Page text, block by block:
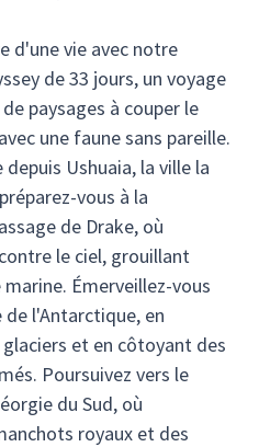
d'une vie avec notre
de 33 jours, un voyage
paysages à couper le
une faune sans pareille.
Ushuaia, la ville la
vous à la
de Drake, où
le ciel, grouillant
Émerveillez-vous
l'Antarctique, en
et en côtoyant des
Poursuivez vers le
du Sud, où
royaux et des